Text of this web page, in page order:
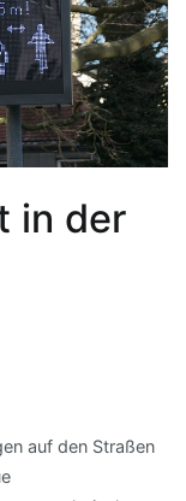
in der
auf den Straßen